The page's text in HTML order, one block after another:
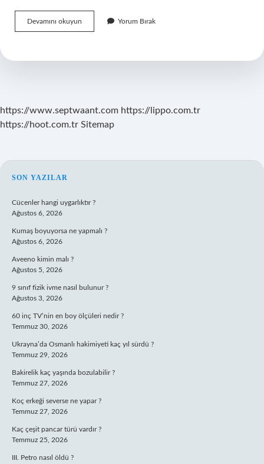
Devamını okuyun
Erken
Yasinda
Yorum Bırak
https://www.septwaant.com https://lippo.com.tr
https://hoot.com.tr Sitemap
SIDEBAR
SON YAZILAR
Cücenler hangi uygarlıktır ?
Ağustos 6, 2026
Kumaş boyuyorsa ne yapmalı ?
Ağustos 6, 2026
Aveeno kimin malı ?
Ağustos 5, 2026
9 sınıf fizik ivme nasıl bulunur ?
Ağustos 3, 2026
60 inç TV’nin en boy ölçüleri nedir ?
Temmuz 30, 2026
Ukrayna’da Osmanlı hakimiyeti kaç yıl sürdü ?
Temmuz 29, 2026
Bakirelik kaç yaşında bozulabilir ?
Temmuz 27, 2026
Koç erkeği severse ne yapar ?
Temmuz 27, 2026
Kaç çeşit pancar türü vardır ?
Temmuz 25, 2026
III. Petro nasıl öldü ?